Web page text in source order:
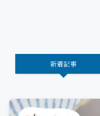
新着記事